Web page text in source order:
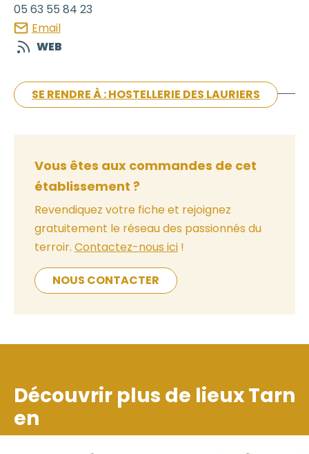
05 63 55 84 23
Email
WEB
SE RENDRE À : HOSTELLERIE DES LAURIERS
Vous êtes aux commandes de cet
établissement ?
Revendiquez votre fiche et rejoignez
gratuitement le réseau des passionnés du
terroir. Contactez-nous ici !
NOUS CONTACTER
Découvrir plus de lieux
en
Tarn